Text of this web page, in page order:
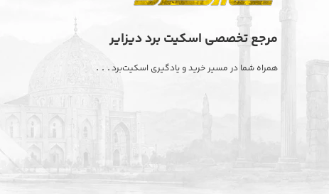
مرجع تخصصی اسکیت برد دیزایر
همراه شما در مسیر خرید و یادگیری اسکیت‌برد. . .